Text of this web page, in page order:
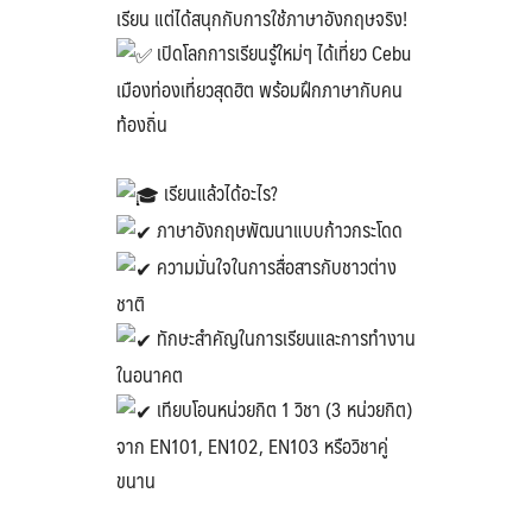
เรียน แต่ได้สนุกกับการใช้ภาษาอังกฤษจริง!
เปิดโลกการเรียนรู้ใหม่ๆ ได้เที่ยว Cebu
เมืองท่องเที่ยวสุดฮิต พร้อมฝึกภาษากับคน
ท้องถิ่น
เรียนแล้วได้อะไร?
ภาษาอังกฤษพัฒนาแบบก้าวกระโดด
ความมั่นใจในการสื่อสารกับชาวต่าง
ชาติ
ทักษะสำคัญในการเรียนและการทำงาน
ในอนาคต
เทียบโอนหน่วยกิต 1 วิชา (3 หน่วยกิต)
จาก EN101, EN102, EN103 หรือวิชาคู่
ขนาน